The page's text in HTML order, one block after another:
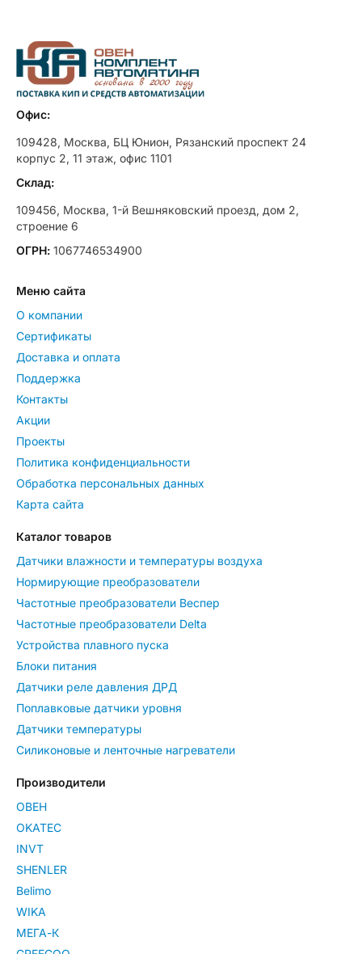
Офис:
109428, Москва, БЦ Юнион, Рязанский проспект 24
корпус 2, 11 этаж, офис 1101
Склад:
109456, Москва, 1-й Вешняковский проезд, дом 2,
строение 6
ОГРН: 1067746534900
Меню сайта
О компании
Сертификаты
Доставка и оплата
Поддержка
Контакты
Акции
Проекты
Политика конфиденциальности
Обработка персональных данных
Карта сайта
Каталог товаров
Датчики влажности и температуры воздуха
Нормирующие преобразователи
Частотные преобразователи Веспер
Частотные преобразователи Delta
Устройства плавного пуска
Блоки питания
Датчики реле давления ДРД
Поплавковые датчики уровня
Датчики температуры
Силиконовые и ленточные нагреватели
Производители
ОВЕН
OKATEC
INVT
SHENLER
Belimo
WIKA
МЕГА-К